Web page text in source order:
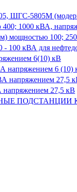
ШГС-5805М
1000 кВА,
мощностью 100;
100 кВА для
6(10) кВ
6 (10)
27,5
27,5 кВ
КТП